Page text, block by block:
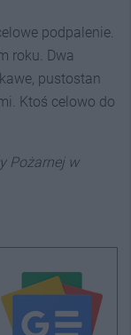
podpalenie.
roku. Dwa
pustostan
Ktoś celowo do
Pożarnej w